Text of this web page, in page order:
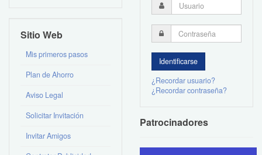
Sitio Web
Mis primeros pasos
Plan de Ahorro
Aviso Legal
Solicitar Invitación
Invitar Amigos
¿Recordar usuario?
¿Recordar contraseña?
Patrocinadores